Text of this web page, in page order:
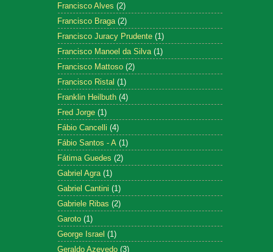
Francisco Alves (2)
Francisco Braga (2)
Francisco Juracy Prudente (1)
Francisco Manoel da Silva (1)
Francisco Mattoso (2)
Francisco Ristal (1)
Franklin Heilbuth (4)
Fred Jorge (1)
Fábio Cancelli (4)
Fábio Santos - A (1)
Fátima Guedes (2)
Gabriel Agra (1)
Gabriel Cantini (1)
Gabriele Ribas (2)
Garoto (1)
George Israel (1)
Geraldo Azevedo (3)